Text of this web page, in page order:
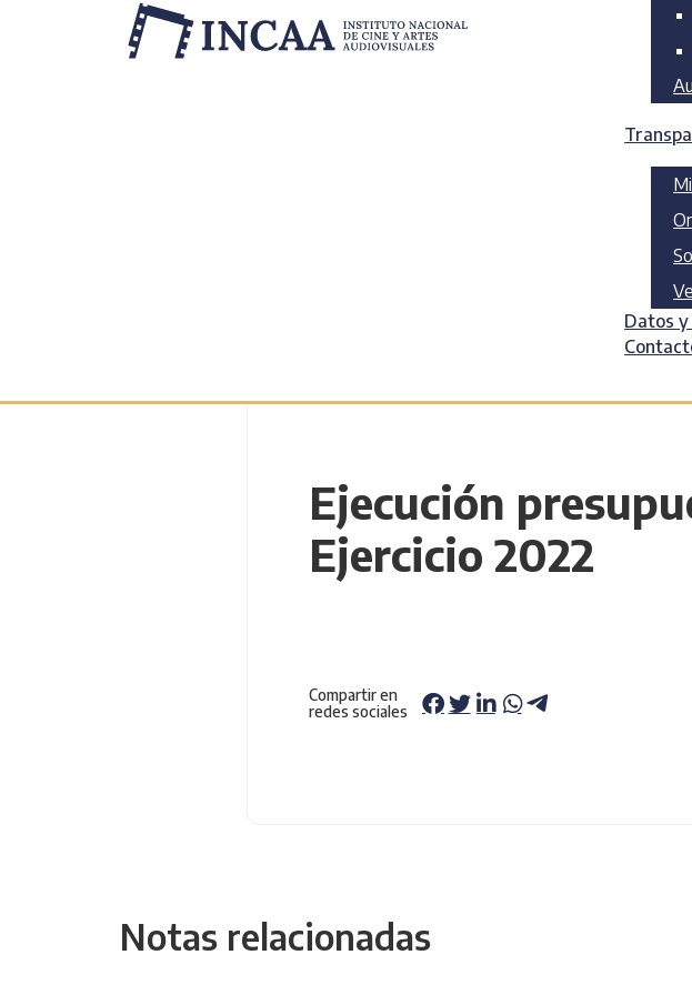
Datos
Ejecución
Ejercicio 2022
Compartir en
redes sociales
Notas relacionadas